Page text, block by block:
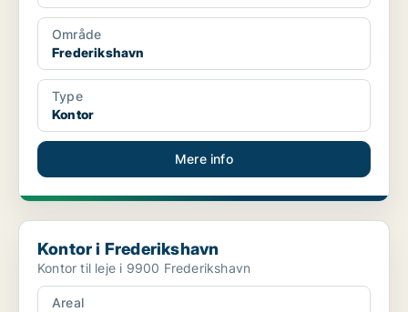
Område
Frederikshavn
Type
Kontor
Mere info
Kontor i Frederikshavn
Kontor i Frederikshavn
Kontor til leje i 9900 Frederikshavn
Areal